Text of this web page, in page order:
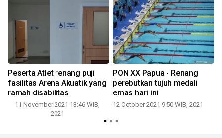
Peserta Atlet renang puji
fasilitas Arena Akuatik yang
ramah disabilitas
11 November 2021 13:46 WIB,
2021
PON XX Papua - Renang
perebutkan tujuh medali
emas hari ini
12 October 2021 9:50 WIB, 2021